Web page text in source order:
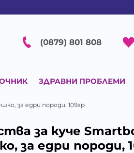
(0879) 801 808
ЗДРАВНИ ПРОБЛЕМИ
за едри породи, 109гр
за куче
за едри породи,